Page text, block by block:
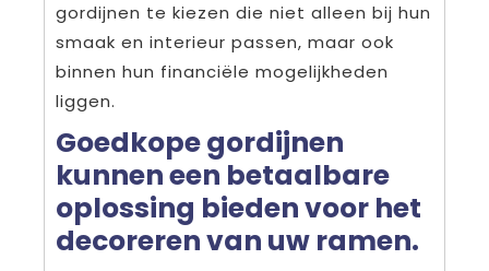
gordijnen te kiezen die niet alleen bij hun
smaak en interieur passen, maar ook
binnen hun financiële mogelijkheden
liggen.
Goedkope gordijnen
kunnen een betaalbare
oplossing bieden voor het
decoreren van uw ramen.